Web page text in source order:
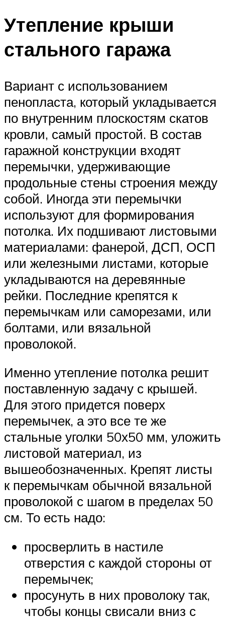
Утепление крыши
стального гаража
Вариант с использованием
пенопласта, который укладывается
по внутренним плоскостям скатов
кровли, самый простой. В состав
гаражной конструкции входят
перемычки, удерживающие
продольные стены строения между
собой. Иногда эти перемычки
используют для формирования
потолка. Их подшивают листовыми
материалами: фанерой, ДСП, ОСП
или железными листами, которые
укладываются на деревянные
рейки. Последние крепятся к
перемычкам или саморезами, или
болтами, или вязальной
проволокой.
Именно утепление потолка решит
поставленную задачу с крышей.
Для этого придется поверх
перемычек, а это все те же
стальные уголки 50х50 мм, уложить
листовой материал, из
вышеобозначенных. Крепят листы
к перемычкам обычной вязальной
проволокой с шагом в пределах 50
см. То есть надо:
просверлить в настиле
отверстия с каждой стороны от
перемычек;
просунуть в них проволоку так,
чтобы концы свисали вниз с